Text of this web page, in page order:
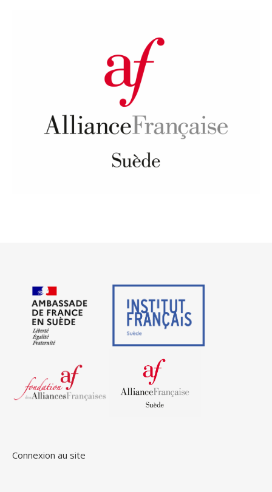
Connexion au site